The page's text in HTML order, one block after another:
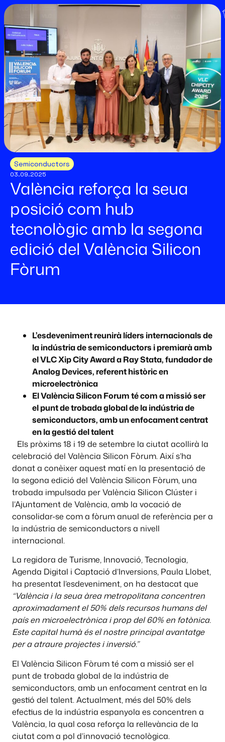
Semiconductors
03.09.2025
València reforça la seua
posició com hub
tecnològic amb la segona
edició del València Silicon
Fòrum
L’esdeveniment reunirà líders internacionals de
la indústria de semiconductors i premiarà amb
el VLC Xip City Award a Ray Stata, fundador de
Analog Devices, referent històric en
microelectrònica
El València Silicon Forum té com a missió ser
el punt de trobada global de la indústria de
semiconductors, amb un enfocament centrat
en la gestió del talent
Els pròxims 18 i 19 de setembre la ciutat acollirà la
celebració del València Silicon Fòrum. Així s’ha
donat a conèixer aquest matí en la presentació de
la segona edició del València Silicon Fòrum, una
trobada impulsada per València Silicon Clúster i
l’Ajuntament de València, amb la vocació de
consolidar-se com a fòrum anual de referència per a
la indústria de semiconductors a nivell
internacional.
La regidora de Turisme, Innovació, Tecnologia,
Agenda Digital i Captació d’Inversions, Paula Llobet,
ha presentat l’esdeveniment, on ha destacat que
“València i la seua àrea metropolitana concentren
aproximadament el 50% dels recursos humans del
país en microelectrònica i prop del 60% en fotònica.
Este capital humà és el nostre principal avantatge
per a atraure projectes i inversió.”
El València Silicon Fòrum té com a missió ser el
punt de trobada global de la indústria de
semiconductors, amb un enfocament centrat en la
gestió del talent. Actualment, més del 50% dels
efectius de la indústria espanyola es concentren a
València, la qual cosa reforça la rellevància de la
ciutat com a pol d’innovació tecnològica.